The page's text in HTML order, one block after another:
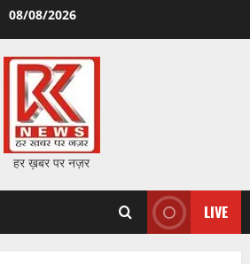
08/08/2026
हर ख़बर पर नज़र
LIVE